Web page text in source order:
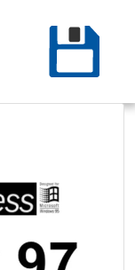
content